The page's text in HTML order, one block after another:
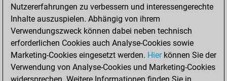
Montag,
September 22,
2025
You created
your Fritz account
Nutzererfahrungen zu verbessern und interessengerechte
Inhalte auszuspielen. Abhängig von ihrem
Verwendungszweck können dabei neben technisch
erforderlichen Cookies auch Analyse-Cookies sowie
Marketing-Cookies eingesetzt werden. Hierkönnen Sie der
Verwendung von Analyse-Cookies und Marketing-Cookies